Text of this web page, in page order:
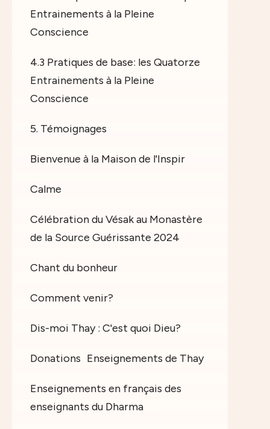
Entrainements à la Pleine
Conscience
4.3 Pratiques de base: les Quatorze
Entrainements à la Pleine
Conscience
5. Témoignages
Bienvenue à la Maison de l'Inspir
Calme
Célébration du Vésak au Monastère
de la Source Guérissante 2024
Chant du bonheur
Comment venir?
Dis-moi Thay : C'est quoi Dieu?
Donations Enseignements de Thay
Enseignements en français des
enseignants du Dharma